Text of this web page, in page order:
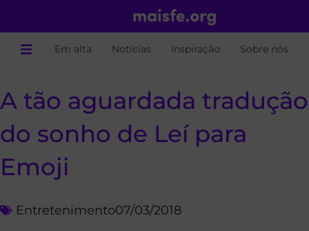
Em alta Notícias Inspiração Sobre nós
A tão aguardada tradução
do sonho de Leí para
Emoji
Entretenimento07/03/2018